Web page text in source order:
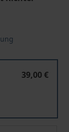
39,00 €